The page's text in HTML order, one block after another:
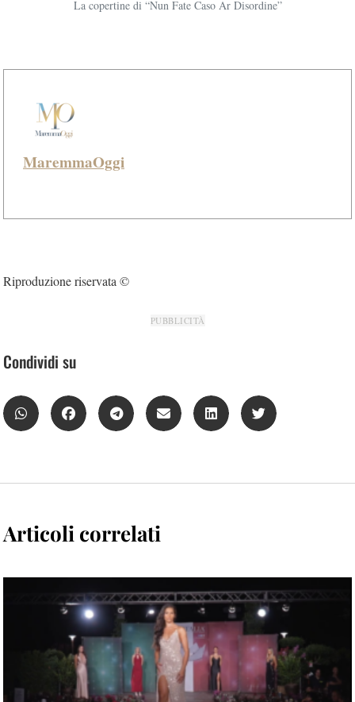
La copertine di “Nun Fate Caso Ar Disordine”
MaremmaOggi
Riproduzione riservata ©
PUBBLICITÀ
Condividi su
Articoli correlati